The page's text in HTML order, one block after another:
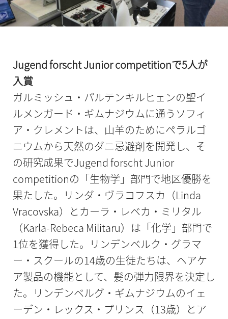
Jugend forscht Junior competitionで5人が
入賞
ガルミッシュ・パルテンキルヒェンの聖イ
ルメンガード・ギムナジウムに通うソフィ
ア・クレメントは、山羊のためにペラルゴ
ニウムから天然のダニ忌避剤を開発し、そ
の研究成果でJugend forscht Junior
competitionの「生物学」部門で地区優勝を
果たした。リンダ・ヴラコフスカ（Linda
Vracovska）とカーラ・レベカ・ミリタル
（Karla-Rebeca Militaru）は「化学」部門で
1位を獲得した。リンデンベルク・グラマ
ー・スクールの14歳の生徒たちは、ヘアケ
ア製品の機能として、髪の弾力限界を決定し
た。リンデンベルグ・ギムナジウムのイェ
ーデン・レックス・プリンス（13歳）とア